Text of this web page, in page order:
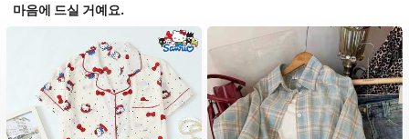
마음에 드실 거예요.